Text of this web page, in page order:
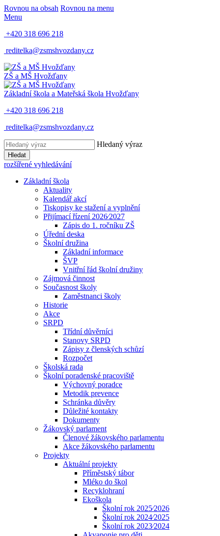
Rovnou na obsah Rovnou na menu
Menu
+420 318 696 218
reditelka@zsmshvozdany.cz
ZŠ a MŠ Hvožďany
Základní škola a Mateřská škola Hvožďany
+420 318 696 218
reditelka@zsmshvozdany.cz
Hledaný výraz
Hledat
rozšířené vyhledávání
Základní škola
Aktuality
Kalendář akcí
Tiskopisy ke stažení a vyplnění
Přijímací řízení 2026⁄2027
Zápis do 1. ročníku ZŠ
Úřední deska
Školní družina
Základní informace
ŠVP
Vnitřní řád školní družiny
Zájmová činnost
Současnost školy
Zaměstnanci školy
Historie
Akce
SRPD
Třídní důvěrníci
Stanovy SRPD
Zápisy z členských schůzí
Rozpočet
Školská rada
Školní poradenské pracoviště
Výchovný poradce
Metodik prevence
Schránka důvěry
Důležité kontakty
Dokumenty
Žákovský parlament
Členové žákovského parlamentu
Akce žákovského parlamentu
Projekty
Aktuální projekty
Příměstský tábor
Mléko do škol
Recyklohraní
Ekoškola
Školní rok 2025⁄2026
Školní rok 2024⁄2025
Školní rok 2023⁄2024